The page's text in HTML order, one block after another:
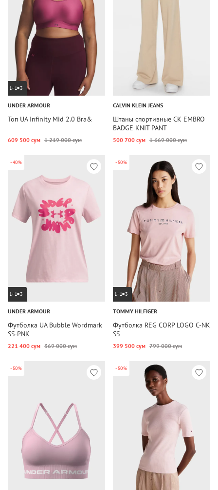
1+1=3
UNDER ARMOUR
Топ UA Infinity Mid 2.0 Bra&
609 500 сум 1 219 000 сум
CALVIN KLEIN JEANS
Штаны спортивные CK EMBRO
BADGE KNIT PANT
500 700 сум 1 669 000 сум
-40%
1+1=3
UNDER ARMOUR
Футболка UA Bubble Wordmark
SS-PNK
221 400 сум 369 000 сум
-50%
1+1=3
TOMMY HILFIGER
Футболка REG CORP LOGO C-NK
SS
399 500 сум 799 000 сум
-50% -50%